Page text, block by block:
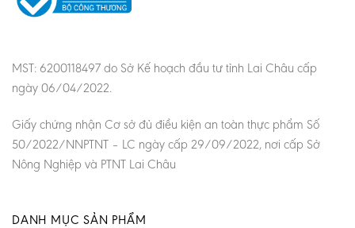
MST: 6200118497 do Sở Kế hoạch đầu tư tỉnh Lai Châu cấp
ngày 06/04/2022.
Giấy chứng nhận Cơ sở đủ điều kiện an toàn thực phẩm Số
50/2022/NNPTNT – LC ngày cấp 29/09/2022, nơi cấp Sở
Nông Nghiệp và PTNT Lai Châu
DANH MỤC SẢN PHẨM